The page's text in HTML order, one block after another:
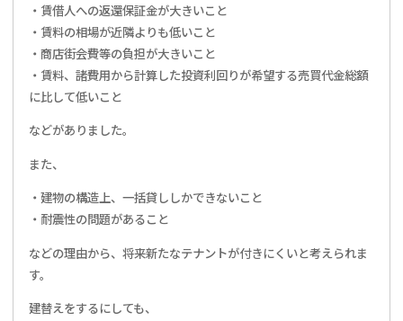
・賃借人への返還保証金が大きいこと
・賃料の相場が近隣よりも低いこと
・商店街会費等の負担が大きいこと
・賃料、諸費用から計算した投資利回りが希望する売買代金総額
に比して低いこと
などがありました。
また、
・建物の構造上、一括貸ししかできないこと
・耐震性の問題があること
などの理由から、将来新たなテナントが付きにくいと考えられま
す。
建替えをするにしても、